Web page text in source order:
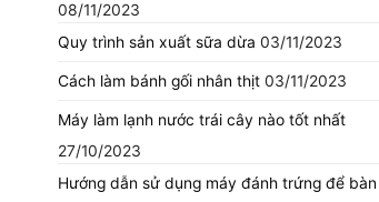
08/11/2023
Quy trình sản xuất sữa dừa 03/11/2023
Cách làm bánh gối nhân thịt 03/11/2023
Máy làm lạnh nước trái cây nào tốt nhất
27/10/2023
Hướng dẫn sử dụng máy đánh trứng để bàn